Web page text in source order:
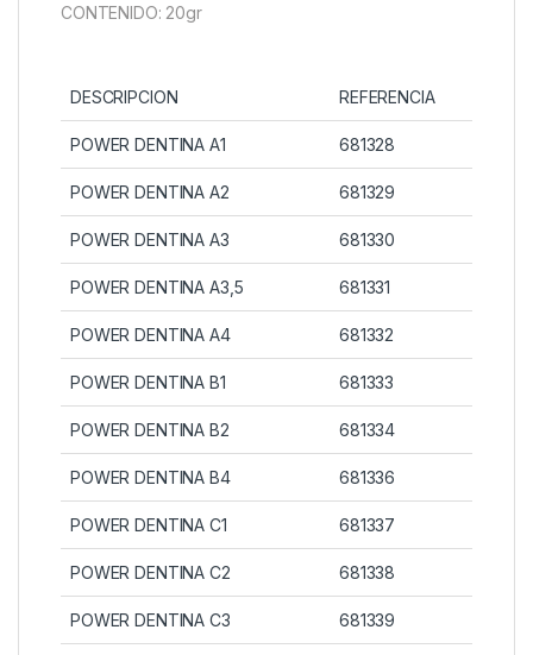
CONTENIDO: 20gr
DESCRIPCION REFERENCIA
POWER DENTINA A1 681328
POWER DENTINA A2 681329
POWER DENTINA A3 681330
POWER DENTINA A3,5 681331
POWER DENTINA A4 681332
POWER DENTINA B1 681333
POWER DENTINA B2 681334
POWER DENTINA B4 681336
POWER DENTINA C1 681337
POWER DENTINA C2 681338
POWER DENTINA C3 681339